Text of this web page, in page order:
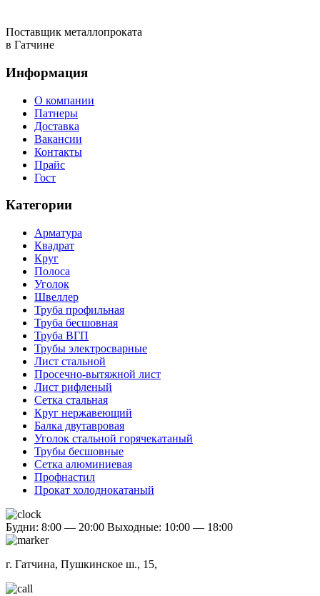
Поставщик металлопроката
в Гатчине
Информация
О компании
Патнеры
Доставка
Вакансии
Контакты
Прайс
Гост
Категории
Арматура
Квадрат
Круг
Полоса
Уголок
Швеллер
Труба профильная
Труба бесшовная
Труба ВГП
Трубы электросварные
Лист стальной
Просечно-вытяжной лист
Лист рифленый
Сетка стальная
Круг нержавеющий
Балка двутавровая
Уголок стальной горячекатаный
Трубы бесшовные
Сетка алюминиевая
Профнастил
Прокат холоднокатаный
Будни: 8:00 — 20:00 Выходные: 10:00 — 18:00
г. Гатчина, Пушкинское ш., 15,